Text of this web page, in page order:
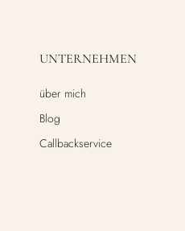
UNTERNEHMEN
über mich
Blog
Callbackservice